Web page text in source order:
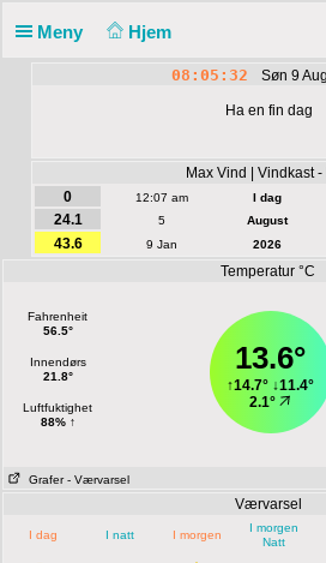
Meny Hjem
08:05:32 Søn 9
Ha en fin dag
Max Vind | Vindkast -
0
12:07 am I dag
24.1
5 August
43.6
9 Jan 2026
Temperatur °C
Fahrenheit
56.5°
Innendørs
21.8°
Luftfuktighet
88% ↑
13.6°
↑14.7° ↓11.4°
2.1°
Grafer - Værvarsel
Værvarsel
I dag I natt I morgen
I morgen
Natt